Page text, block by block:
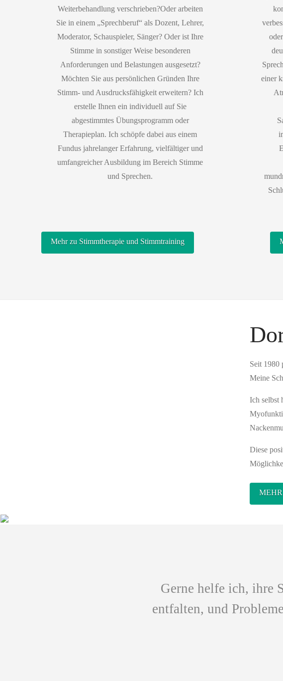
Weiterbehandlung verschrieben?Oder arbeiten
Sie in einem „Sprechberuf“ als Dozent, Lehrer,
Moderator, Schauspieler, Sänger? Oder ist Ihre
Stimme in sonstiger Weise besonderen
Anforderungen und Belastungen ausgesetzt?
Möchten Sie aus persönlichen Gründen Ihre
Stimm- und Ausdrucksfähigkeit erweitern? Ich
erstelle Ihnen ein individuell auf Sie
abgestimmtes Übungsprogramm oder
Therapieplan. Ich schöpfe dabei aus einem
Fundus jahrelanger Erfahrung, vielfältiger und
umfangreicher Ausbildung im Bereich Stimme
und Sprechen.
einer
Mehr zu Stimmtherapie und Stimmtraining
Seit 1980
Meine
Ich selbst
Diese
Gerne helfe ich, ihre
entfalten, und